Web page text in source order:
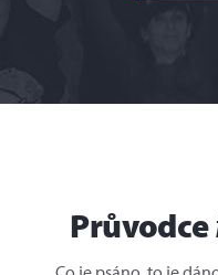
Průvodce